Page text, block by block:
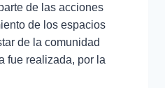
de las acciones
de los espacios
de la comunidad
fue realizada, por la